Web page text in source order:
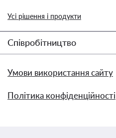
Усі рішення і продукти
Співробітництво
Умови використання сайту
Політика конфіденційності